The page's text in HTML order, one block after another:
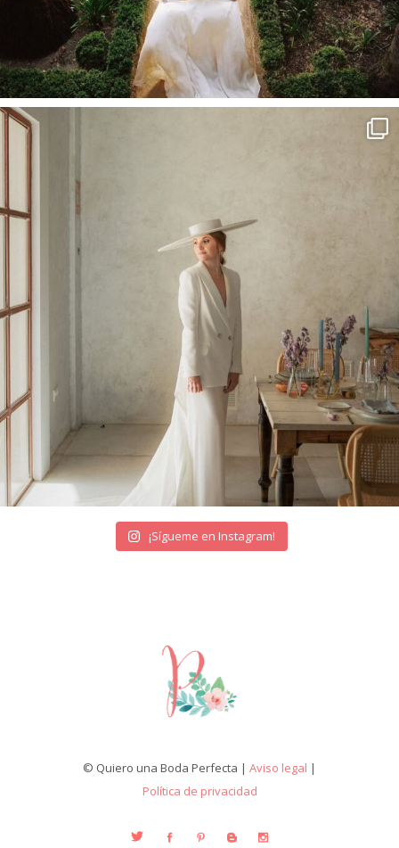
¡Sígueme en Instagram!
© Quiero una Boda Perfecta | Aviso legal |
Política de privacidad